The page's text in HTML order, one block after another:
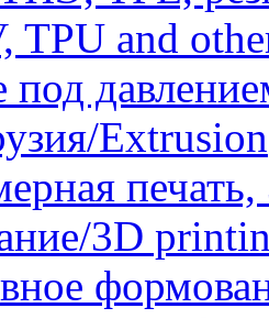
TPU and
Extrusion
3D